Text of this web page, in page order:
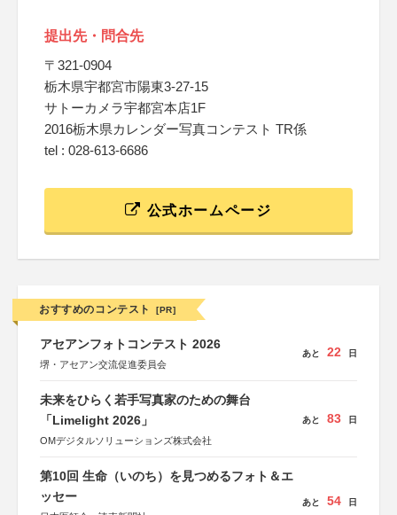
提出先・問合先
〒321-0904
栃木県宇都宮市陽東3-27-15
サトーカメラ宇都宮本店1F
2016栃木県カレンダー写真コンテスト TR係
tel : 028-613-6686
公式ホームページ
おすすめのコンテスト [PR]
アセアンフォトコンテスト 2026
堺・アセアン交流促進委員会
あと 22 日
未来をひらく若手写真家のための舞台
「Limelight 2026」
OMデジタルソリューションズ株式会社
あと 83 日
第10回 生命（いのち）を見つめるフォト＆エ
ッセー
あと 54 日